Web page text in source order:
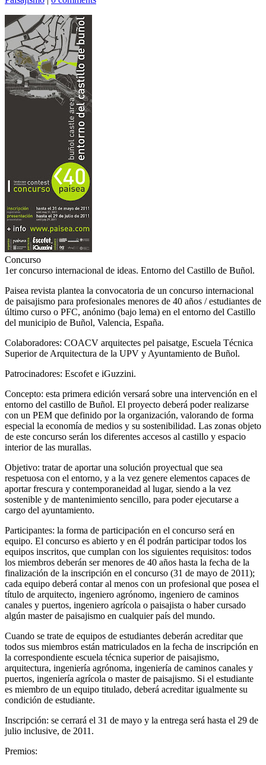
Concurso
1er concurso internacional de ideas. Entorno del Castillo de Buñol.
Paisea revista plantea la convocatoria de un concurso internacional
de paisajismo para profesionales menores de 40 años / estudiantes de
último curso o PFC, anónimo (bajo lema) en el entorno del Castillo
del municipio de Buñol, Valencia, España.
Colaboradores: COACV arquitectes pel paisatge, Escuela Técnica
Superior de Arquitectura de la UPV y Ayuntamiento de Buñol.
Patrocinadores: Escofet e iGuzzini.
Concepto: esta primera edición versará sobre una intervención en el
entorno del castillo de Buñol. El proyecto deberá poder realizarse
con un PEM que definido por la organización, valorando de forma
especial la economía de medios y su sostenibilidad. Las zonas objeto
de este concurso serán los diferentes accesos al castillo y espacio
interior de las murallas.
Objetivo: tratar de aportar una solución proyectual que sea
respetuosa con el entorno, y a la vez genere elementos capaces de
aportar frescura y contemporaneidad al lugar, siendo a la vez
sostenible y de mantenimiento sencillo, para poder ejecutarse a
cargo del ayuntamiento.
Participantes: la forma de participación en el concurso será en
equipo. El concurso es abierto y en él podrán participar todos los
equipos inscritos, que cumplan con los siguientes requisitos: todos
los miembros deberán ser menores de 40 años hasta la fecha de la
finalización de la inscripción en el concurso (31 de mayo de 2011);
cada equipo deberá contar al menos con un profesional que posea el
título de arquitecto, ingeniero agrónomo, ingeniero de caminos
canales y puertos, ingeniero agrícola o paisajista o haber cursado
algún master de paisajismo en cualquier país del mundo.
Cuando se trate de equipos de estudiantes deberán acreditar que
todos sus miembros están matriculados en la fecha de inscripción en
la correspondiente escuela técnica superior de paisajismo,
arquitectura, ingeniería agrónoma, ingeniería de caminos canales y
puertos, ingeniería agrícola o master de paisajismo. Si el estudiante
es miembro de un equipo titulado, deberá acreditar igualmente su
condición de estudiante.
Inscripción: se cerrará el 31 de mayo y la entrega será hasta el 29 de
julio inclusive, de 2011.
Premios: